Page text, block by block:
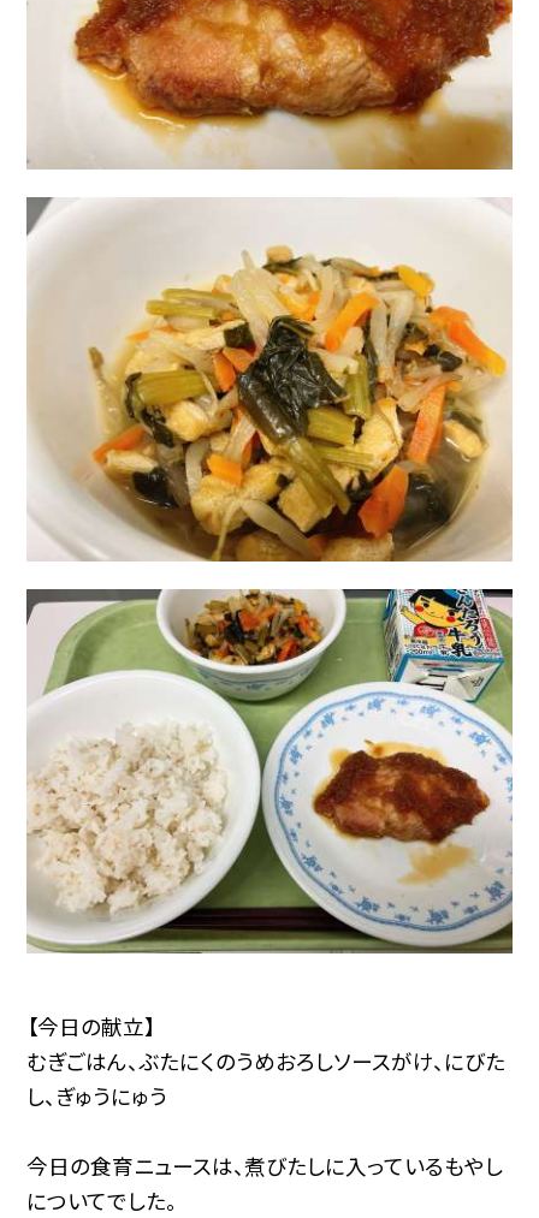
【今日の献立】
むぎごはん、ぶたにくのうめおろしソースがけ、にびた
し、ぎゅうにゅう
今日の食育ニュースは、煮びたしに入っているもやし
についてでした。